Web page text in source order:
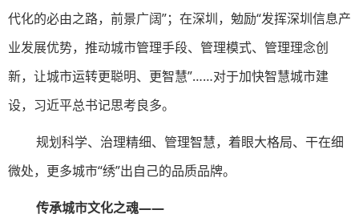
代化的必由之路，前景广阔”；在深圳，勉励“发挥深圳信息产
业发展优势，推动城市管理手段、管理模式、管理理念创
新，让城市运转更聪明、更智慧”……对于加快智慧城市建
设，习近平总书记思考良多。
规划科学、治理精细、管理智慧，着眼大格局、干在细
微处，更多城市“绣”出自己的品质品牌。
传承城市文化之魂——